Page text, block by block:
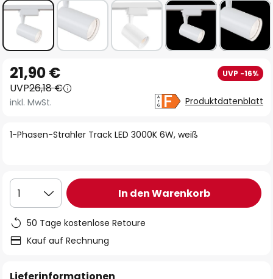
Anfang
der
Bildgalerie
1-Phasen-Strahler Track LED 3000K 6W, weiß
21,90 € UVP -16%
UVP26,18 €
inkl. MwSt. Produktdatenblatt
1 In den Warenkorb
50 Tage kostenlose Retoure
Kauf auf Rechnung